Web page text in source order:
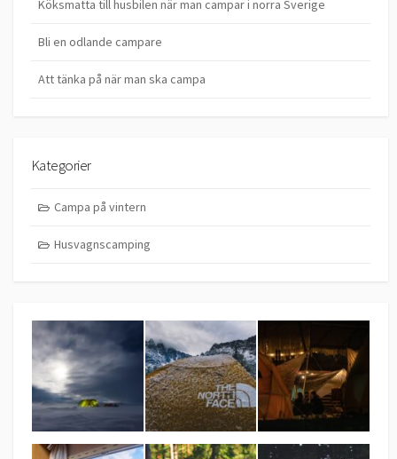
Köksmatta till husbilen när man campar i norra Sverige
Bli en odlande campare
Att tänka på när man ska campa
Kategorier
Campa på vintern
Husvagnscamping